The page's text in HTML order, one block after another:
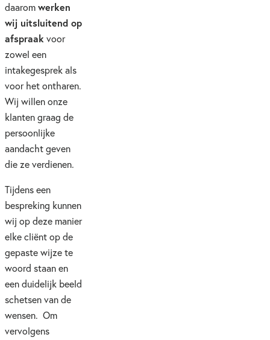
daarom werken
wij uitsluitend op
afspraak voor
zowel een
intakegesprek als
voor het ontharen.
Wij willen onze
klanten graag de
persoonlijke
aandacht geven
die ze verdienen.
Tijdens een
bespreking kunnen
wij op deze manier
elke cliënt op de
gepaste wijze te
woord staan ​​en
een duidelijk beeld
schetsen van de
wensen. Om
vervolgens